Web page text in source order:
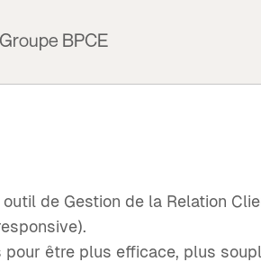
BPCE
de Gestion de la Relation
être plus efficace, plus